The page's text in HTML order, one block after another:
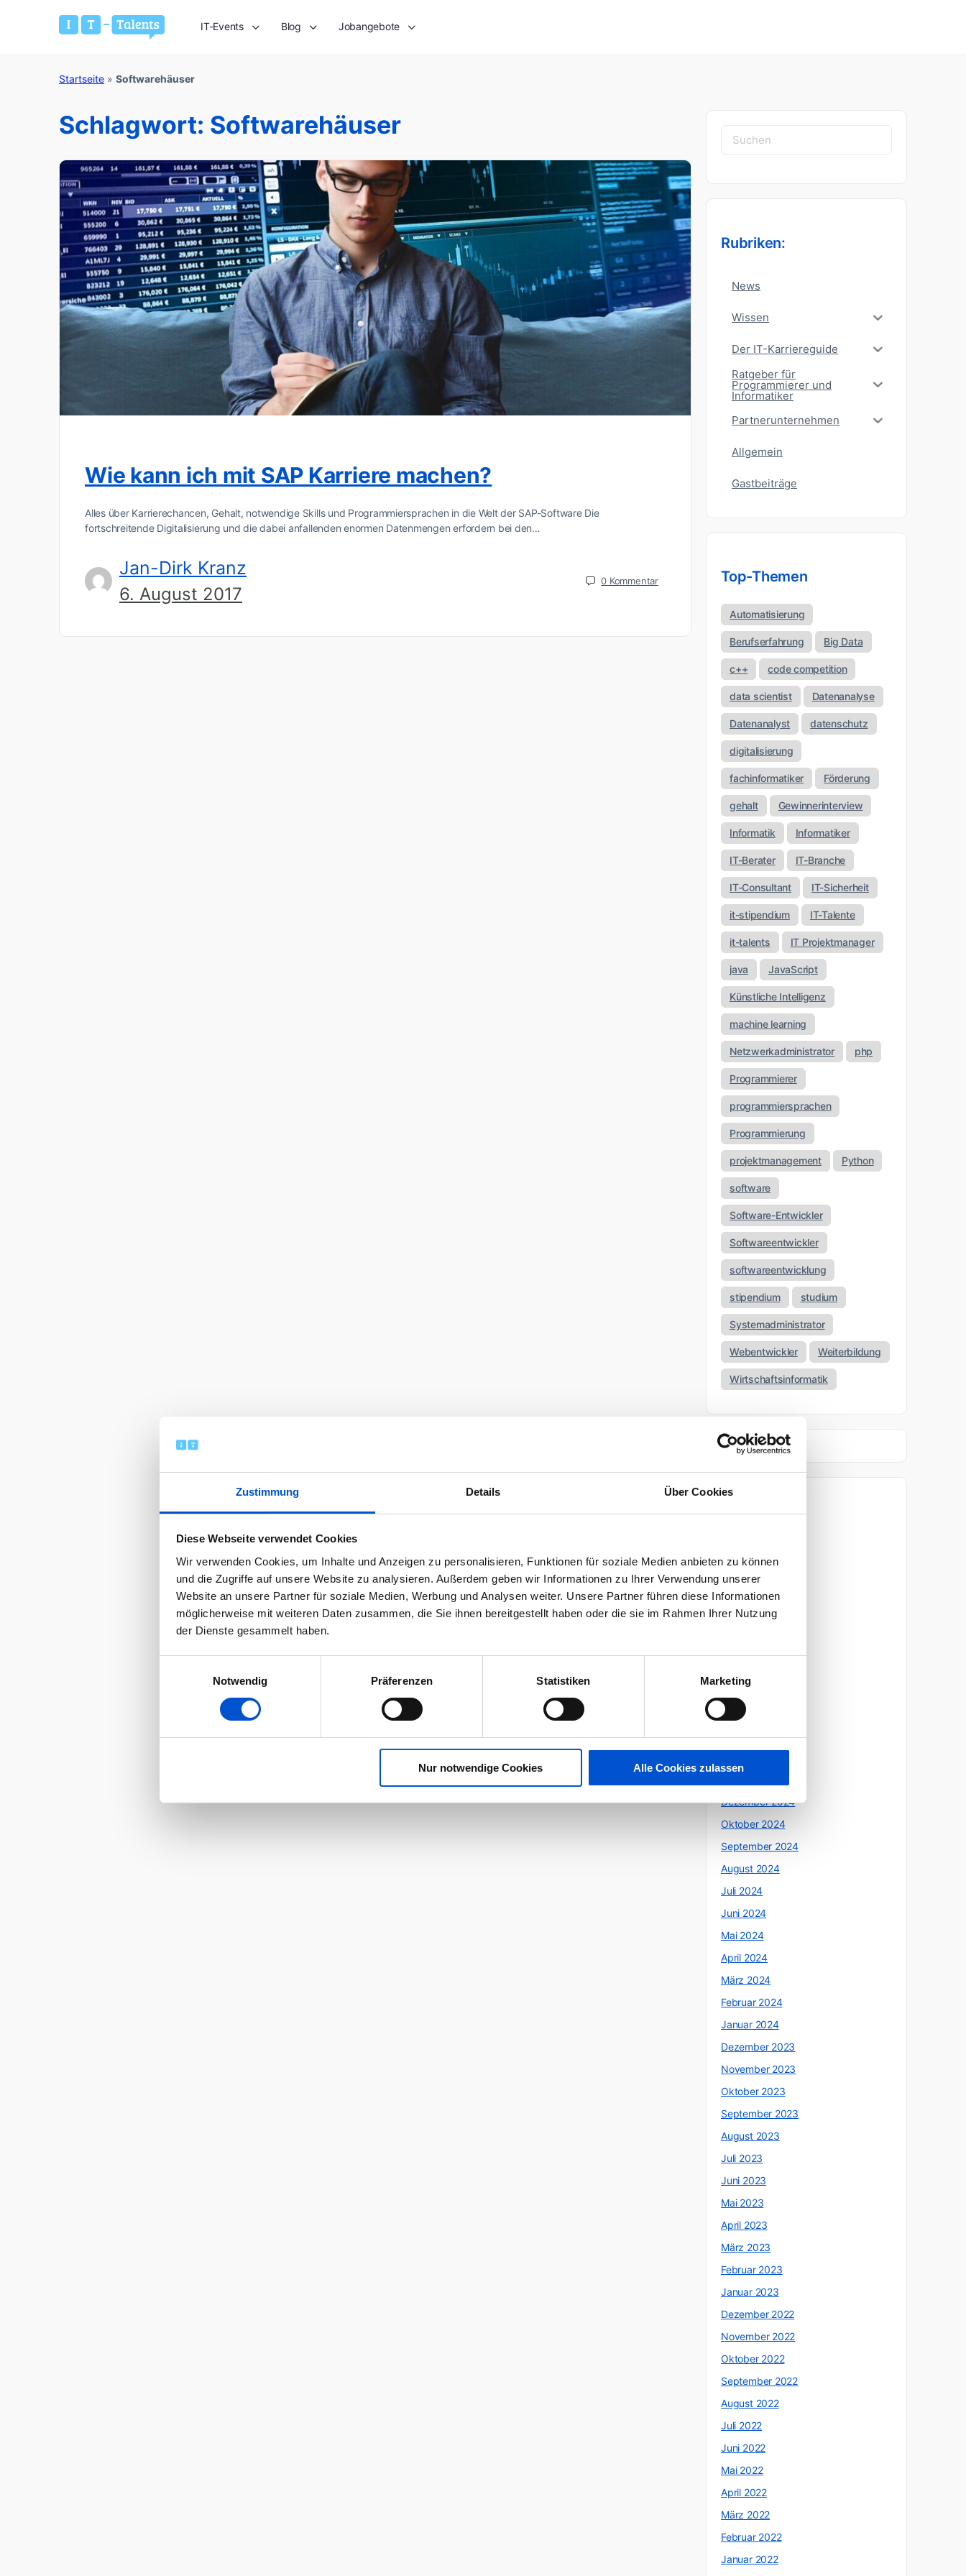
Zustimmung Details Über Cookies
Diese Webseite verwendet Cookies
Wir verwenden Cookies, um Inhalte und Anzeigen zu personalisieren, Funktionen für soziale Medien anbieten zu können
und die Zugriffe auf unsere Website zu analysieren. Außerdem geben wir Informationen zu Ihrer Verwendung unserer
Website an unsere Partner für soziale Medien, Werbung und Analysen weiter. Unsere Partner führen diese Informationen
möglicherweise mit weiteren Daten zusammen, die Sie ihnen bereitgestellt haben oder die sie im Rahmen Ihrer Nutzung
der Dienste gesammelt haben.
Notwendig
Präferenzen Statistiken Marketing
Nur notwendige Cookies Alle Cookies zulassen
IT-Events Blog Jobangebote
Startseite » Softwarehäuser
Schlagwort: Softwarehäuser
Wie kann ich mit SAP Karriere machen?
Alles über Karrierechancen, Gehalt, notwendige Skills und Programmiersprachen in die Welt der SAP-Software Die
fortschreitende Digitalisierung und die dabei anfallenden enormen Datenmengen erfordern bei den…
Jan-Dirk Kranz
6. August 2017
0 Kommentar
Suchen
nach:
Rubriken:
News
Wissen
Der IT-Karriereguide
Ratgeber für
Programmierer und
Informatiker
Partnerunternehmen
Allgemein
Gastbeiträge
Top-Themen
Automatisierung
Berufserfahrung Big Data
c++ code competition
data scientist Datenanalyse
Datenanalyst datenschutz
digitalisierung
fachinformatiker Förderung
gehalt Gewinnerinterview
Informatik Informatiker
IT-Berater IT-Branche
IT-Consultant IT-Sicherheit
it-stipendium IT-Talente
it-talents IT Projektmanager
java JavaScript
Künstliche Intelligenz
machine learning
Netzwerkadministrator php
Programmierer
programmiersprachen
Programmierung
projektmanagement Python
software
Software-Entwickler
Softwareentwickler
softwareentwicklung
stipendium studium
Systemadministrator
Webentwickler Weiterbildung
Wirtschaftsinformatik
April 2026
März 2026
November 2025
Oktober 2025
Mai 2025
April 2025
März 2025
Dezember 2024
Oktober 2024
September 2024
August 2024
Juli 2024
Juni 2024
Mai 2024
April 2024
März 2024
Februar 2024
Januar 2024
Dezember 2023
November 2023
Oktober 2023
September 2023
August 2023
Juli 2023
Juni 2023
Mai 2023
April 2023
März 2023
Februar 2023
Januar 2023
Dezember 2022
November 2022
Oktober 2022
September 2022
August 2022
Juli 2022
Juni 2022
Mai 2022
April 2022
März 2022
Februar 2022
Januar 2022